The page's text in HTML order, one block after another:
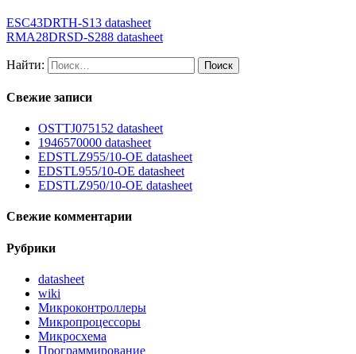
ESC43DRTH-S13 datasheet
RMA28DRSD-S288 datasheet
Найти:
Свежие записи
OSTTJ075152 datasheet
1946570000 datasheet
EDSTLZ955/10-OE datasheet
EDSTL955/10-OE datasheet
EDSTLZ950/10-OE datasheet
Свежие комментарии
Рубрики
datasheet
wiki
Микроконтроллеры
Микропроцессоры
Микросхема
Программирование